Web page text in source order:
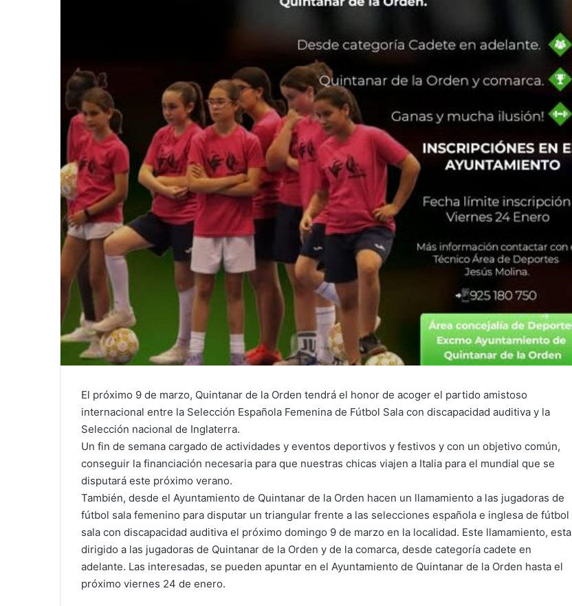
El próximo 9 de marzo, Quintanar de la Orden tendrá el honor de acoger el partido amistoso
internacional entre la Selección Española Femenina de Fútbol Sala con discapacidad auditiva y la
Selección nacional de Inglaterra.
Un fin de semana cargado de actividades y eventos deportivos y festivos y con un objetivo común,
conseguir la financiación necesaria para que nuestras chicas viajen a Italia para el mundial que se
disputará este próximo verano.
También, desde el Ayuntamiento de Quintanar de la Orden hacen un llamamiento a las jugadoras de
fútbol sala femenino para disputar un triangular frente a las selecciones española e inglesa de fútbol
sala con discapacidad auditiva el próximo domingo 9 de marzo en la localidad. Este llamamiento, esta
dirigido a las jugadoras de Quintanar de la Orden y de la comarca, desde categoría cadete en
adelante. Las interesadas, se pueden apuntar en el Ayuntamiento de Quintanar de la Orden hasta el
próximo viernes 24 de enero.